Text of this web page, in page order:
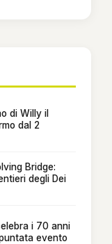
di Willy il
dal 2
Bridge:
degli Dei
i 70 anni
evento